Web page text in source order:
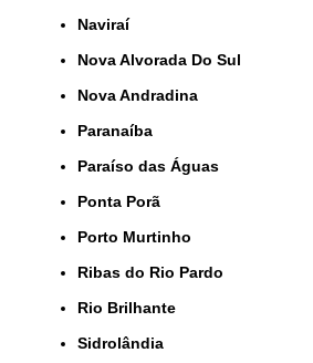
Naviraí
Nova Alvorada Do Sul
Nova Andradina
Paranaíba
Paraíso das Águas
Ponta Porã
Porto Murtinho
Ribas do Rio Pardo
Rio Brilhante
Sidrolândia